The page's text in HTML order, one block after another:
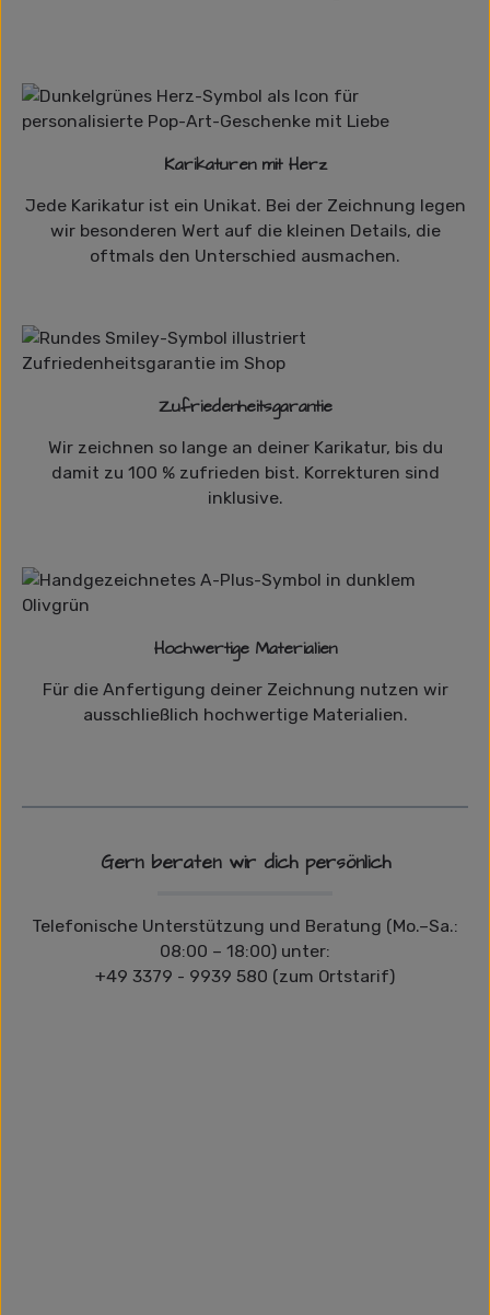
Karikaturen mit Herz
Jede Karikatur ist ein Unikat. Bei der Zeichnung legen
wir besonderen Wert auf die kleinen Details, die
oftmals den Unterschied ausmachen.
Zufriedenheitsgarantie
Wir zeichnen so lange an deiner Karikatur, bis du
damit zu 100 % zufrieden bist. Korrekturen sind
inklusive.
Hochwertige Materialien
Für die Anfertigung deiner Zeichnung nutzen wir
ausschließlich hochwertige Materialien.
Gern beraten wir dich persönlich
Telefonische Unterstützung und Beratung (Mo.–Sa.:
08:00 – 18:00) unter:
+49 3379 - 9939 580 (zum Ortstarif)